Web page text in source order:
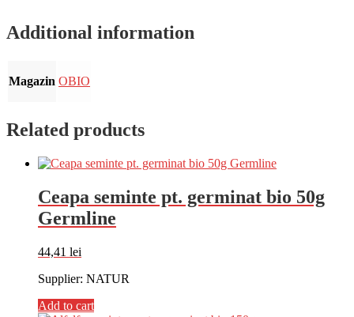
Additional information
Magazin OBIO
Related products
Ceapa seminte pt. germinat bio 50g
Germline
44,41 lei
Supplier: NATUR
Add to cart